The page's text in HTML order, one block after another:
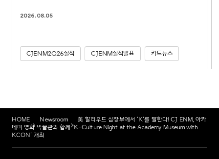
2026.08.05
CJENM2Q26실적 CJENM실적발표 카드뉴스
HOME Newsroom
美 할리우드 심장부에서 ‘K’를 말한다! CJ ENM, 아카
데미 영화 박물관과 함께 ‘K-Culture Night at the Academy Museum with
KCON’ 개최